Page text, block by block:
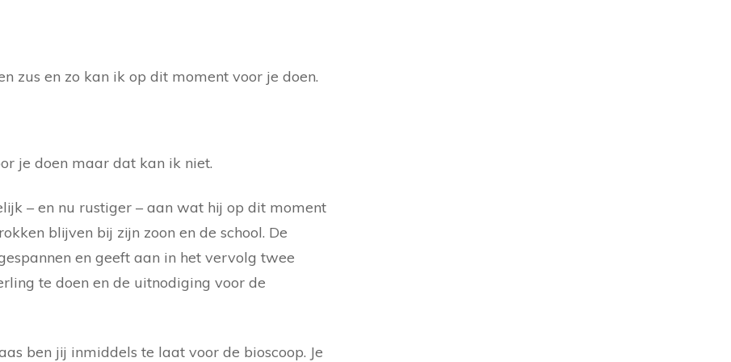
zus en zo kan ik op dit moment voor je doen.
je doen maar dat kan ik niet.
– en nu rustiger – aan wat hij op dit moment
blijven bij zijn zoon en de school. De
en geeft aan in het vervolg twee
te doen en de uitnodiging voor de
ben jij inmiddels te laat voor de bioscoop. Je